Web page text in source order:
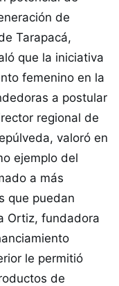
de
Tarapacá,
que la iniciativa
femenino en la
a postular
regional de
valoró en
ejemplo del
a más
que puedan
Ortiz, fundadora
le permitió
de